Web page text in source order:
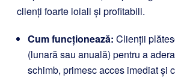
clienți foarte loiali și profitabili.
Cum funcționează: Clienții
(lunară sau anuală) pentru a
schimb, primesc acces imediat și